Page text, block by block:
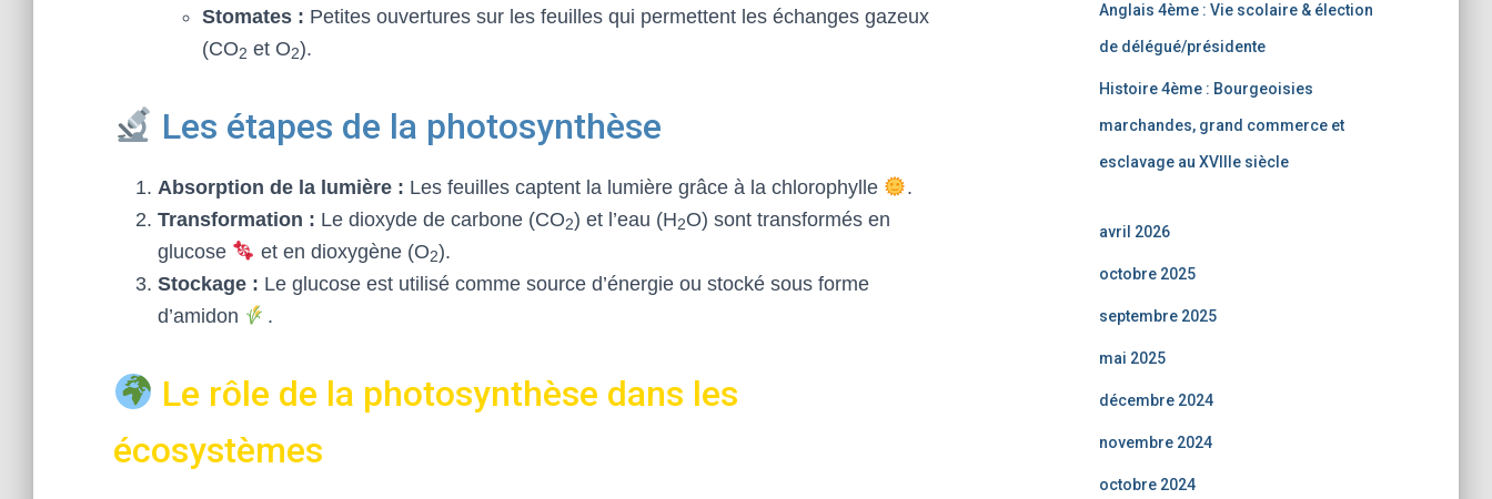
Stomates : Petites ouvertures sur les feuilles qui permettent les échanges gazeux
(CO2 et O2).
Les étapes de la photosynthèse
Absorption de la lumière : Les feuilles captent la lumière grâce à la chlorophylle
.
Transformation : Le dioxyde de carbone (CO2) et l’eau (H2O) sont transformés en
glucose
et en dioxygène (O2).
Stockage : Le glucose est utilisé comme source d’énergie ou stocké sous forme
d’amidon
.
Le rôle de la photosynthèse dans les
écosystèmes
Anglais 4ème : Vie scolaire & élection
de délégué/présidente
Histoire 4ème : Bourgeoisies
marchandes, grand commerce et
esclavage au XVIIIe siècle
avril 2026
octobre 2025
septembre 2025
mai 2025
décembre 2024
novembre 2024
octobre 2024